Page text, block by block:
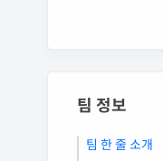
팀 정보
팀 한 줄 소개